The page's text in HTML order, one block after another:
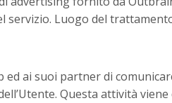
servizio. Luogo del
ed ai suoi partner di
Questa attività